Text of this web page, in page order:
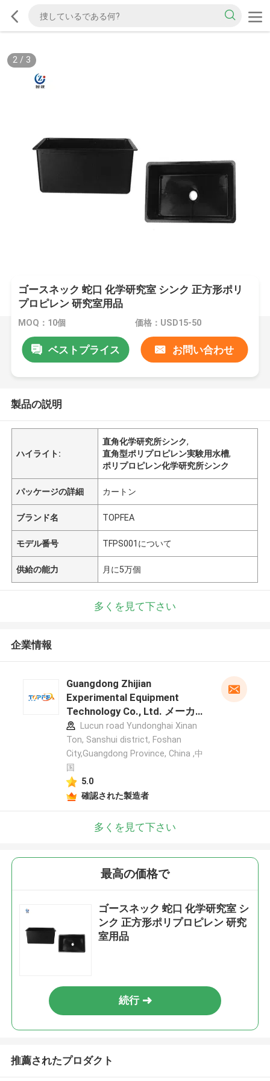
2/ 3
ゴースネック 蛇口 化学研究室 シンク 正方形ポリ
プロピレン 研究室用品
MOQ：10個 価格：USD15-50
ベストプライス お問い合わせ
製品の説明
ハイライト:
直角化学研究所シンク,
直角型ポリプロピレン実験用水槽,
ポリプロピレン化学研究所シンク
パッケージの詳細 カートン
ブランド名 TOPFEA
モデル番号 TFPS001について
供給の能力 月に5万個
多くを見て下さい
企業情報
Guangdong Zhijian
Experimental Equipment
Technology Co., Ltd. メーカー
プロフィール
Lucun road Yundonghai Xinan
Ton, Sanshui district, Foshan
City,Guangdong Province, China ,中
国
5.0
確認された製造者
多くを見て下さい
最高の価格で
ゴースネック 蛇口 化学研究室 シ
ンク 正方形ポリプロピレン 研究
室用品
続行
推薦されたプロダクト